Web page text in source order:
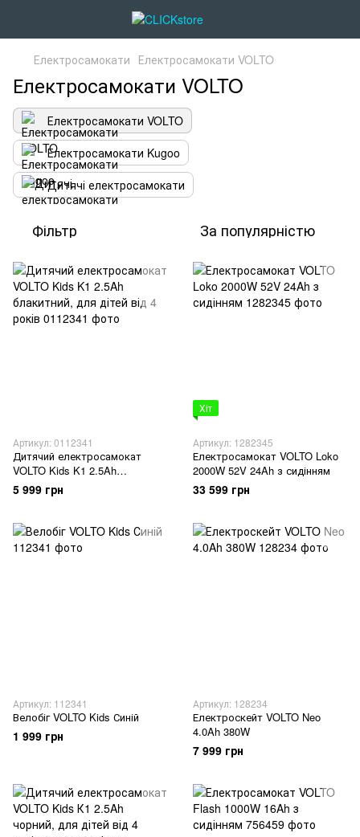
Електросамокати Електросамокати VOLTO
Електросамокати VOLTO
Електросамокати VOLTO
Електросамокати Kugoo
Дитячі електросамокати
Фільтр За популярністю
Артикул: 0112341
Дитячий електросамокат
VOLTO Kids K1 2.5Ah
блакитний, для дітей від 4
років
5 999 грн
Хіт
Артикул: 1282345
Електросамокат VOLTO Loko
2000W 52V 24Ah з сидінням
33 599 грн
Артикул: 112341
Велобіг VOLTO Kids Синій
1 999 грн
Артикул: 128234
Електроскейт VOLTO Neo
4.0Ah 380W
7 999 грн